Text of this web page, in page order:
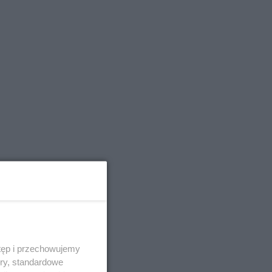
i przechowujemy
standardowe